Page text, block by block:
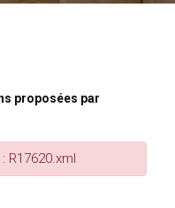
proposées par
R17620.xml